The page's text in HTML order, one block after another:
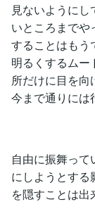
見ないように
いところまでや
することはもう
明るくするムー
所だけに目を向
今まで通りには
自由に振舞っ
にしようとする
を隠すことは出